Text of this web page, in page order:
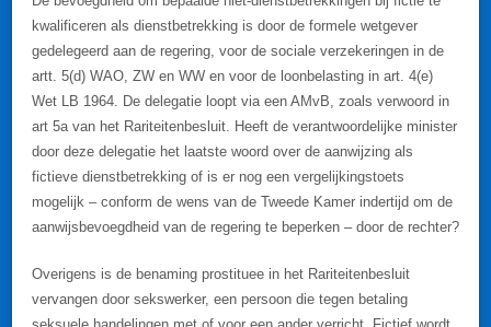
kwalificeren als dienstbetrekking is door de formele wetgever
gedelegeerd aan de regering, voor de sociale verzekeringen in de
artt. 5(d) WAO, ZW en WW en voor de loonbelasting in art. 4(e)
Wet LB 1964. De delegatie loopt via een AMvB, zoals verwoord in
art 5a van het Rariteitenbesluit. Heeft de verantwoordelijke minister
door deze delegatie het laatste woord over de aanwijzing als
fictieve dienstbetrekking of is er nog een vergelijkingstoets
mogelijk – conform de wens van de Tweede Kamer indertijd om de
aanwijsbevoegdheid van de regering te beperken – door de rechter?
Overigens is de benaming prostituee in het Rariteitenbesluit
vervangen door sekswerker, een persoon die tegen betaling